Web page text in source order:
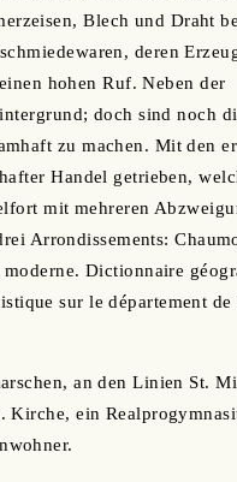
Blech und Draht
deren
hohen Ruf. Neben der
doch sind noch
zu machen. Mit den
Handel getrieben,
mit mehreren
Arrondissements:
Dictionnaire
sur le département de
an den Linien St.
Kirche, ein